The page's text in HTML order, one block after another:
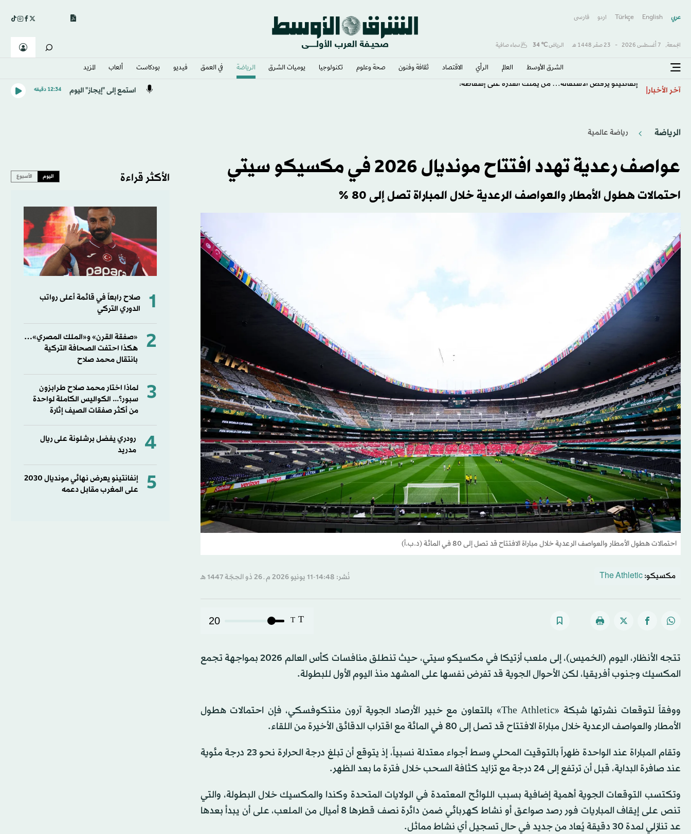
عربي English
Türkçe اردو فارسى
الجمعة, 7 أغسطس 2026 - 23 صفَر 1448 هـ الرياض℃
34 سماء صافية
الشرق الأوسط​ العالم الرأي الاقتصاد ثقافة وفنون صحة وعلوم تكنولوجيا يوميات الشرق​ الرياضة في العمق فيديو بودكاست ألعاب المزيد
آخر الأخبار إنفانتينو يرفض الاستقالة… من يملك القدرة على إسقاطه؟ استمع إلى "إيجاز" اليوم 12:34 دقيقه
الرياضة رياضة عالمية
عواصف رعدية تهدد افتتاح مونديال 2026 في مكسيكو سيتي
احتمالات هطول الأمطار والعواصف الرعدية خلال المباراة تصل إلى 80 %
احتمالات هطول الأمطار والعواصف الرعدية خلال مباراة الافتتاح قد تصل إلى 80 في المائة (د.ب.أ)
مكسيكو: The Athletic نُشر: 14:48-11 يونيو 2026 م ـ 26 ذو الحِجّة 1447 هـ
T
T
20
تتجه الأنظار، اليوم (الخميس)، إلى ملعب أزتيكا في مكسيكو سيتي، حيث تنطلق منافسات كأس العالم 2026 بمواجهة تجمع
المكسيك وجنوب أفريقيا، لكن الأحوال الجوية قد تفرض نفسها على المشهد منذ اليوم الأول للبطولة.
ووفقاً لتوقعات نشرتها شبكة «The Athletic» بالتعاون مع خبير الأرصاد الجوية آرون منتكوفسكي، فإن احتمالات هطول
الأمطار والعواصف الرعدية خلال مباراة الافتتاح قد تصل إلى 80 في المائة مع اقتراب الدقائق الأخيرة من اللقاء.
وتقام المباراة عند الواحدة ظهراً بالتوقيت المحلي وسط أجواء معتدلة نسبياً، إذ يتوقع أن تبلغ درجة الحرارة نحو 23 درجة مئوية
عند صافرة البداية، قبل أن ترتفع إلى 24 درجة مع تزايد كثافة السحب خلال فترة ما بعد الظهر.
وتكتسب التوقعات الجوية أهمية إضافية بسبب اللوائح المعتمدة في الولايات المتحدة وكندا والمكسيك خلال البطولة، والتي
تنص على إيقاف المباريات فور رصد صواعق أو نشاط كهربائي ضمن دائرة نصف قطرها 8 أميال من الملعب، على أن يبدأ بعدها
عد تنازلي لمدة 30 دقيقة يُعاد من جديد في حال تسجيل أي نشاط مماثل.
الأكثر قراءة اليوم الأسبوع
1
صلاح رابعاً في قائمة أعلى رواتب
الدوري التركي
2
«صفقة القرن» و«الملك المصري»…
هكذا احتفت الصحافة التركية
بانتقال محمد صلاح
3
لماذا اختار محمد صلاح طرابزون
سبور؟... الكواليس الكاملة لواحدة
من أكثر صفقات الصيف إثارة
4
رودري يفضل برشلونة على ريال
مدريد
5
إنفانتينو يعرض نهائي مونديال 2030
على المغرب مقابل دعمه